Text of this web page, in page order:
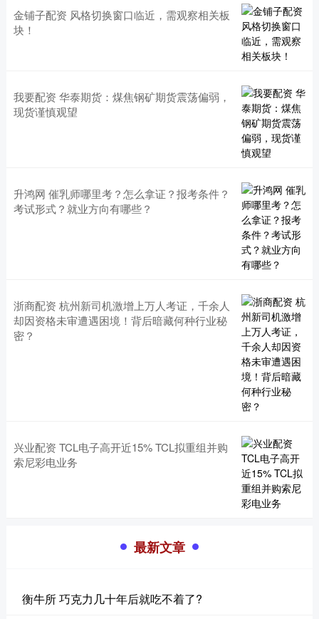
金铺子配资 风格切换窗口临近，需观察相关板
块！
我要配资 华泰期货：煤焦钢矿期货震荡偏弱，
现货谨慎观望
升鸿网 催乳师哪里考？怎么拿证？报考条件？
考试形式？就业方向有哪些？
浙商配资 杭州新司机激增上万人考证，千余人
却因资格未审遭遇困境！背后暗藏何种行业秘
密？
兴业配资 TCL电子高开近15% TCL拟重组并购
索尼彩电业务
最新文章
衡牛所 巧克力几十年后就吃不着了?